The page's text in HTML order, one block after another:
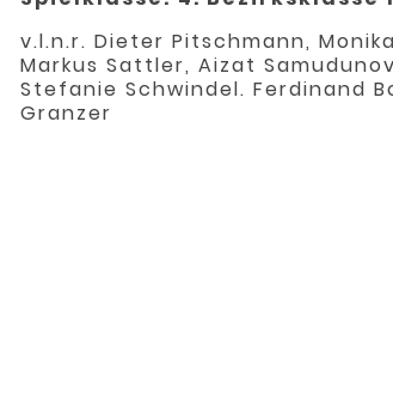
v.l.n.r. Dieter Pitschmann,
Markus Sattler, Aizat
Stefanie Schwindel. Ferdinand
Granzer